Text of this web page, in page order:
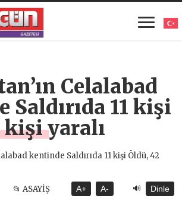
Celalabad
Saldırıda 11 kişi
kişi yaralı
📂 ASAYİŞ A+ A- 🔊 Dinle